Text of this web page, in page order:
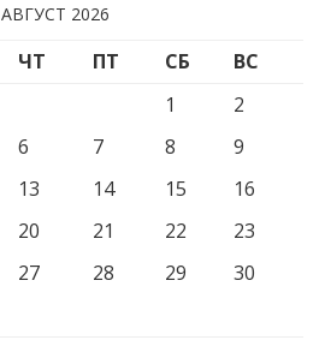
АВГУСТ 2026
ЧТ ПТ СБ
ВС
1
2
6 7 8
9
13 14 15
16
20 21 22
23
27 28 29
30